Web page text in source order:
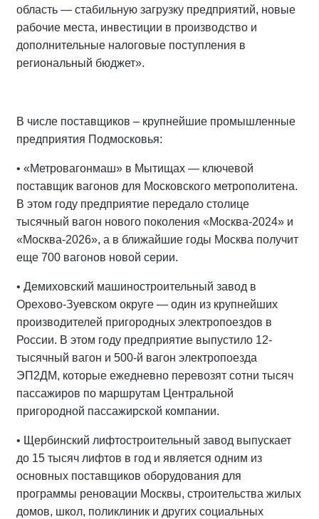
область — стабильную загрузку предприятий, новые
рабочие места, инвестиции в производство и
дополнительные налоговые поступления в
региональный бюджет».
В числе поставщиков – крупнейшие промышленные
предприятия Подмосковья:
• «Метровагонмаш» в Мытищах — ключевой
поставщик вагонов для Московского метрополитена.
В этом году предприятие передало столице
тысячный вагон нового поколения «Москва-2024» и
«Москва-2026», а в ближайшие годы Москва получит
еще 700 вагонов новой серии.
• Демиховский машиностроительный завод в
Орехово-Зуевском округе — один из крупнейших
производителей пригородных электропоездов в
России. В этом году предприятие выпустило 12-
тысячный вагон и 500-й вагон электропоезда
ЭП2ДМ, которые ежедневно перевозят сотни тысяч
пассажиров по маршрутам Центральной
пригородной пассажирской компании.
• Щербинский лифтостроительный завод выпускает
до 15 тысяч лифтов в год и является одним из
основных поставщиков оборудования для
программы реновации Москвы, строительства жилых
домов, школ, поликлиник и других социальных